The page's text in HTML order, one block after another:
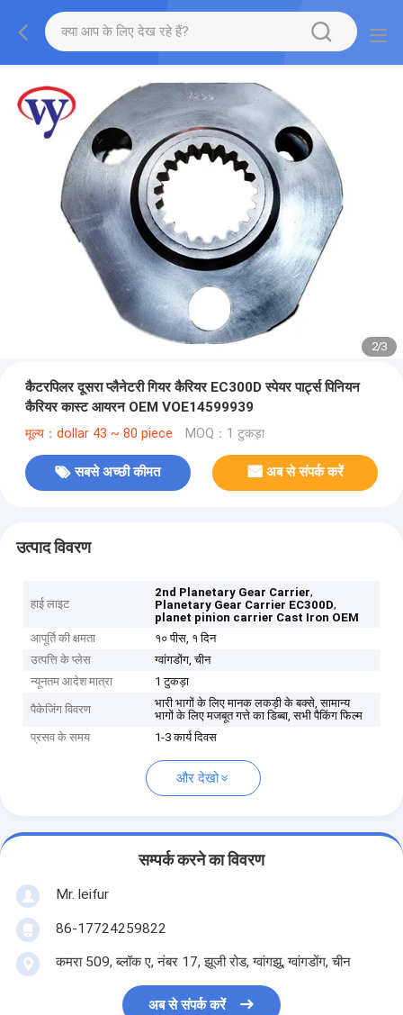
2/3
कैटरपिलर दूसरा प्लैनेटरी गियर कैरियर EC300D स्पेयर पार्ट्स पिनियन
कैरियर कास्ट आयरन OEM VOE14599939
मूल्य：dollar 43 ~ 80 piece MOQ：1 टुकड़ा
सबसे अच्छी कीमत अब से संपर्क करें
उत्पाद विवरण
हाई लाइट
2nd Planetary Gear Carrier,
Planetary Gear Carrier EC300D,
planet pinion carrier Cast Iron OEM
आपूर्ति की क्षमता
१० पीस, १ दिन
उत्पत्ति के प्लेस
ग्वांगडोंग, चीन
न्यूनतम आदेश मात्रा
1 टुकड़ा
पैकेजिंग विवरण
भारी भागों के लिए मानक लकड़ी के बक्से, सामान्य
भागों के लिए मजबूत गत्ते का डिब्बा, सभी पैकिंग फिल्म
प्रसव के समय
1-3 कार्य दिवस
और देखो
सम्पर्क करने का विवरण
Mr. leifur
86-17724259822
कमरा 509, ब्लॉक ए, नंबर 17, झूजी रोड, ग्वांगझू, ग्वांगडोंग, चीन
अब से संपर्क करें